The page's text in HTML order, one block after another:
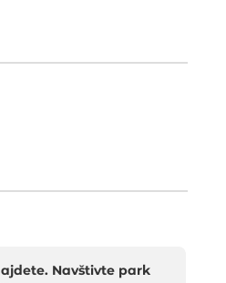
Navštivte park